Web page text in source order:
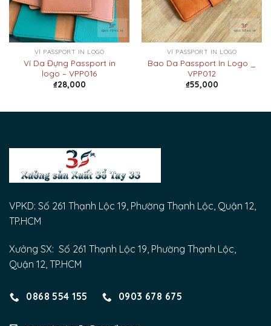
VÍ PASSPORT IN LOGO
Ví Da Đựng Passport in
logo – VPP016
₫28,000
VÍ PASSPORT IN LOGO
Bao Da Passport In Logo _
VPP012
₫55,000
VPKD: Số 261 Thạnh Lộc 19, Phường Thạnh Lộc, Quận 12,
TP.HCM
Xưởng SX: Số 261 Thạnh Lộc 19, Phường Thạnh Lộc,
Quận 12, TP.HCM
0868 554 155 0903 678 675